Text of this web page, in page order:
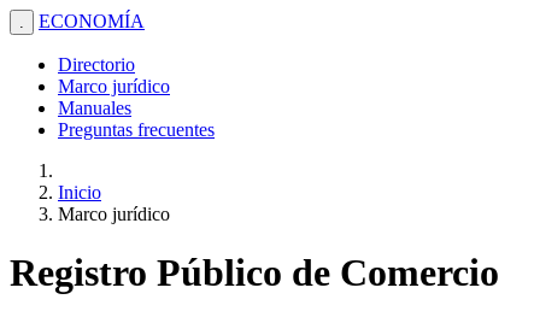
. ECONOMÍA
Directorio
Marco jurídico
Manuales
Preguntas frecuentes
Inicio
Marco jurídico
Registro Público de Comercio